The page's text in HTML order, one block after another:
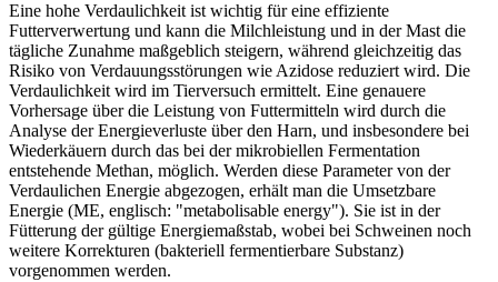
Eine hohe Verdaulichkeit ist wichtig für eine effiziente
Futterverwertung und kann die Milchleistung und in der Mast die
tägliche Zunahme maßgeblich steigern, während gleichzeitig das
Risiko von Verdauungsstörungen wie Azidose reduziert wird. Die
Verdaulichkeit wird im Tierversuch ermittelt. Eine genauere
Vorhersage über die Leistung von Futtermitteln wird durch die
Analyse der Energieverluste über den Harn, und insbesondere bei
Wiederkäuern durch das bei der mikrobiellen Fermentation
entstehende Methan, möglich. Werden diese Parameter von der
Verdaulichen Energie abgezogen, erhält man die Umsetzbare
Energie (ME, englisch: "metabolisable energy"). Sie ist in der
Fütterung der gültige Energiemaßstab, wobei bei Schweinen noch
weitere Korrekturen (bakteriell fermentierbare Substanz)
vorgenommen werden.